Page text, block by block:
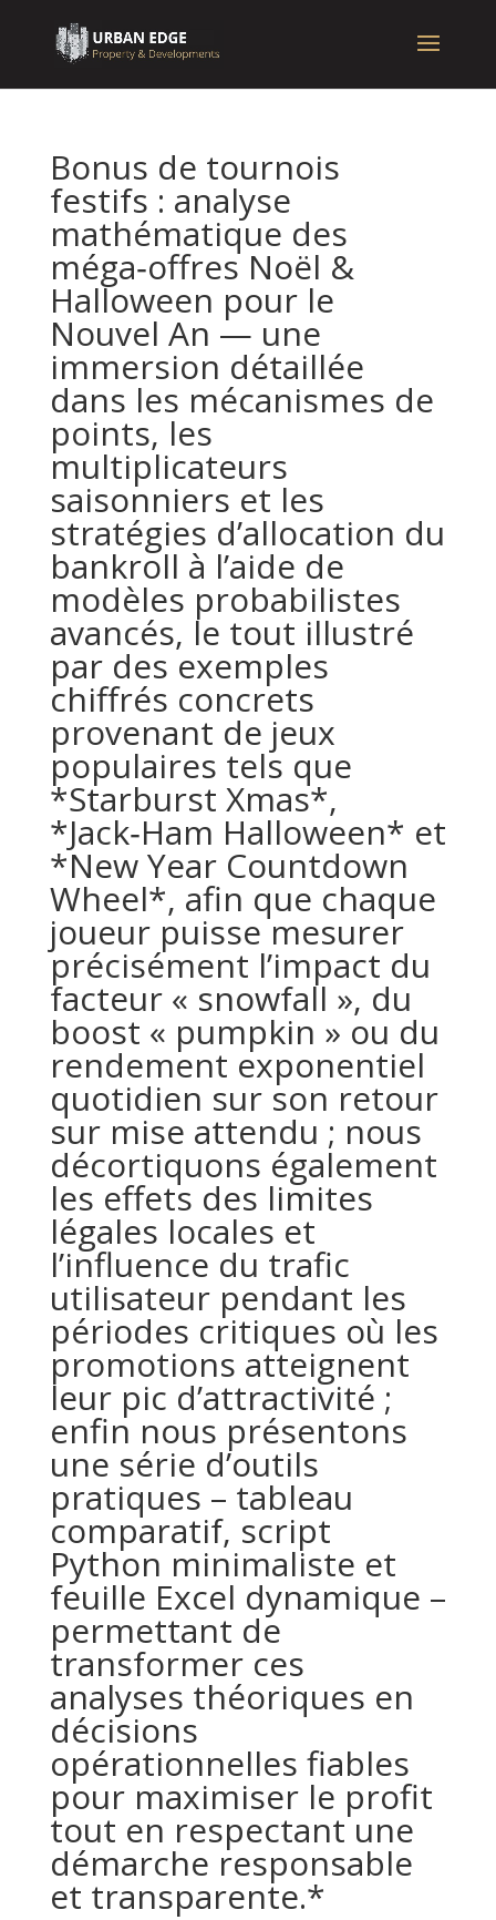
Bonus de tournois
festifs : analyse
mathématique des
méga‑offres Noël &
Halloween pour le
Nouvel An — une
immersion détaillée
dans les mécanismes de
points, les
multiplicateurs
saisonniers et les
stratégies d’allocation du
bankroll à l’aide de
modèles probabilistes
avancés, le tout illustré
par des exemples
chiffrés concrets
provenant de jeux
populaires tels que
*Starburst Xmas*,
*Jack‑Ham Halloween* et
*New Year Countdown
Wheel*, afin que chaque
joueur puisse mesurer
précisément l’impact du
facteur « snowfall », du
boost « pumpkin » ou du
rendement exponentiel
quotidien sur son retour
sur mise attendu ; nous
décortiquons également
les effets des limites
légales locales et
l’influence du trafic
utilisateur pendant les
périodes critiques où les
promotions atteignent
leur pic d’attractivité ;
enfin nous présentons
une série d’outils
pratiques – tableau
comparatif, script
Python minimaliste et
feuille Excel dynamique –
permettant de
transformer ces
analyses théoriques en
décisions
opérationnelles fiables
pour maximiser le profit
tout en respectant une
démarche responsable
et transparente.*